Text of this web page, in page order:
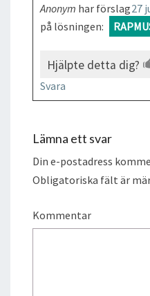
27
Anonym har förslag
på lösningen:
Hjälpte detta dig?
Svara
Lämna ett svar
Din e-postadress
Obligatoriska fält är
Kommentar